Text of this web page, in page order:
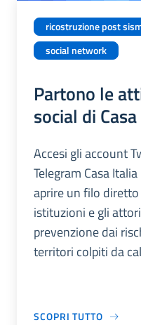
ricostruzione post
social network
Partono le
social di
Accesi gli account
Telegram Casa
aprire un filo
istituzioni e gli
prevenzione dai
territori colpiti da
SCOPRI TUTTO